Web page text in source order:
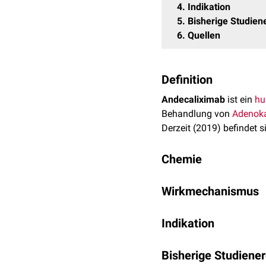
4 Indikation
5 Bisherige
6 Quellen
Definition
Andecaliximab ist ein
Behandlung von
Derzeit (2019) befindet
Chemie
Aminosäuresequenzen
Wirkmechanismus
extrazelluläres
Indikation
Übergang von
Bisherige